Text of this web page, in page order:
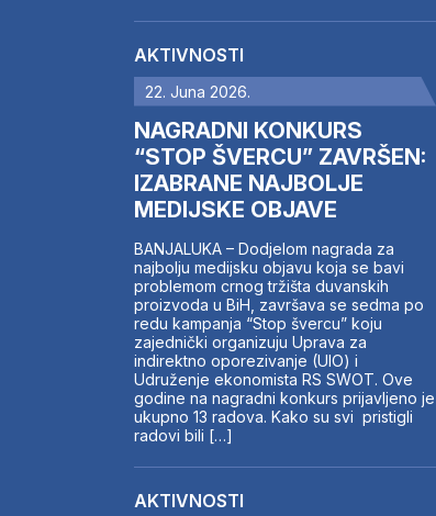
AKTIVNOSTI
22. Juna 2026.
NAGRADNI KONKURS
“STOP ŠVERCU” ZAVRŠEN:
IZABRANE NAJBOLJE
MEDIJSKE OBJAVE
BANJALUKA – Dodjelom nagrada za
najbolju medijsku objavu koja se bavi
problemom crnog tržišta duvanskih
proizvoda u BiH, završava se sedma po
redu kampanja “Stop švercu” koju
zajednički organizuju Uprava za
indirektno oporezivanje (UIO) i
Udruženje ekonomista RS SWOT. Ove
godine na nagradni konkurs prijavljeno je
ukupno 13 radova. Kako su svi pristigli
radovi bili […]
AKTIVNOSTI